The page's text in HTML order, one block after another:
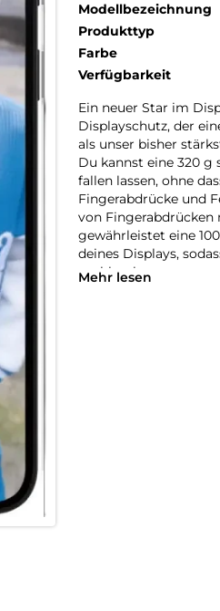
Modellbezeichnung
Produkttyp
Farbe
Verfügbarkeit
Ein neuer Star im
Displayschutz, der
als unser bisher
Du kannst eine 320 g
fallen lassen, ohne
Fingerabdrücke und
von Fingerabdrücken
gewährleistet eine
deines Displays,
problemlos
Mehr lesen